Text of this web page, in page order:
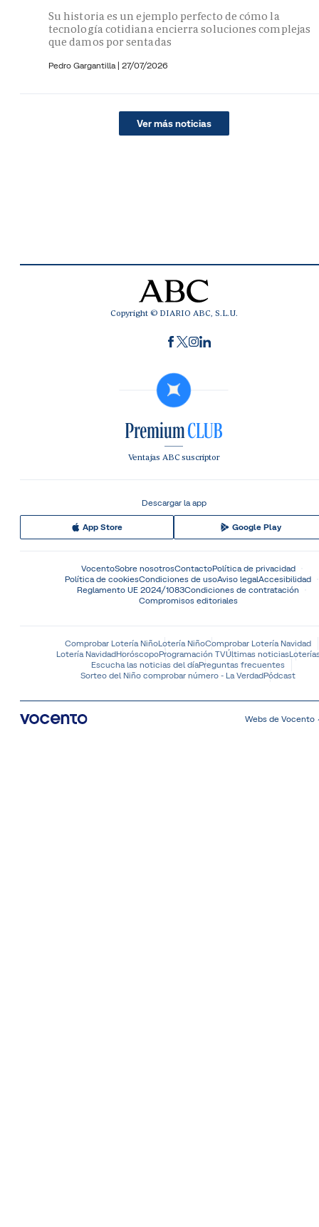
Su historia es un ejemplo perfecto de cómo la
tecnología cotidiana encierra soluciones complejas
que damos por sentadas
Pedro Gargantilla | 27/07/2026
Ver más noticias
Copyright © DIARIO ABC, S.L.U.
Ventajas ABC suscriptor
Descargar la app
App Store Google Play
VocentoSobre nosotrosContactoPolítica de privacidad
Política de cookiesCondiciones de usoAviso legalAccesibilidad
Reglamento UE 2024/1083Condiciones de contratación
Compromisos editoriales
Comprobar Lotería NiñoLotería NiñoComprobar Lotería Navidad
Lotería NavidadHoróscopoProgramación TVÚltimas noticias
Escucha las noticias del díaPreguntas frecuentes
Sorteo del Niño comprobar número - La VerdadPódcast
Webs de Vocento